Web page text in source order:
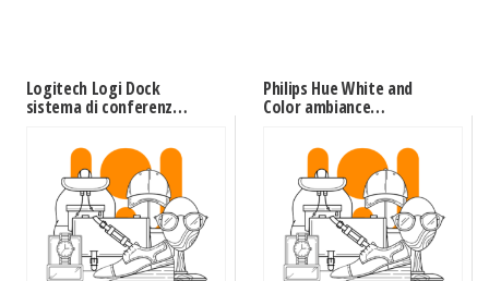
Logitech Logi Dock
sistema di conferenza 1
Philips Hue White and
Color ambiance
Striscia 2 m estensibile